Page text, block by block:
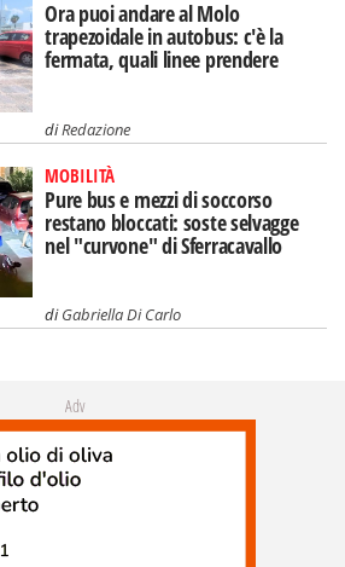
Ora puoi andare al Molo
trapezoidale in autobus: c'è la
fermata, quali linee prendere
diRedazione
MOBILITÀ
Pure bus e mezzi di soccorso
restano bloccati: soste selvagge
nel "curvone" di Sferracavallo
diGabriella Di Carlo
Adv